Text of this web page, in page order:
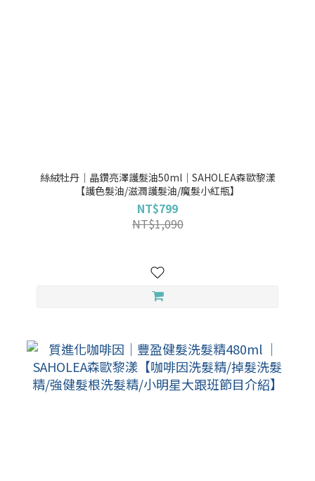
絲絨牡丹│晶鑽亮澤護髮油50ml｜SAHOLEA森歐黎漾
【護色髮油/滋潤護髮油/魔髮小紅瓶】
NT$799
NT$1,090